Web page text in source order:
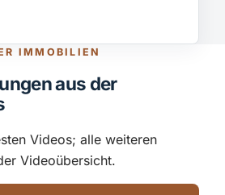
IMMOBILIEN
aus der
Videos; alle weiteren
Videoübersicht.